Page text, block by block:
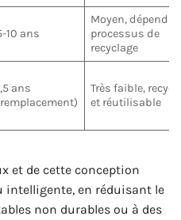
10 ans
Moyen, dépend
processus de
recyclage
ans
Très faible,
et réutilisable
et de cette conception
intelligente, en réduisant le
non durables ou à des